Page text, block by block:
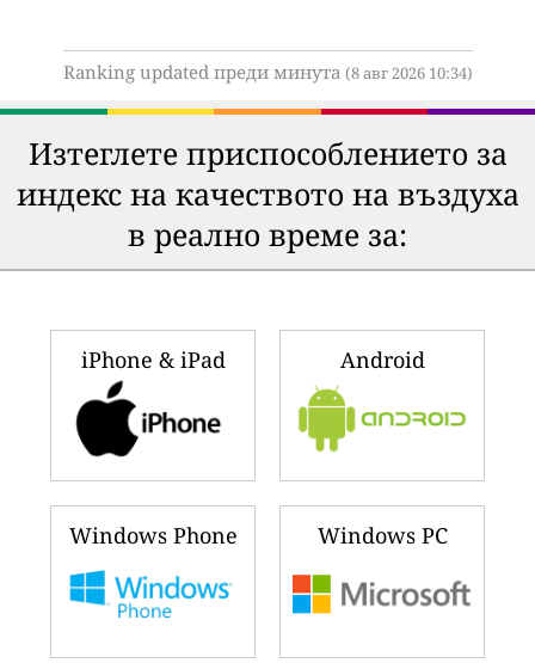
Ranking updated преди минута (8 авг 2026 10:34)
Изтеглете приспособлението за
индекс на качеството на въздуха
в реално време за:
iPhone & iPad Android
Windows Phone Windows PC